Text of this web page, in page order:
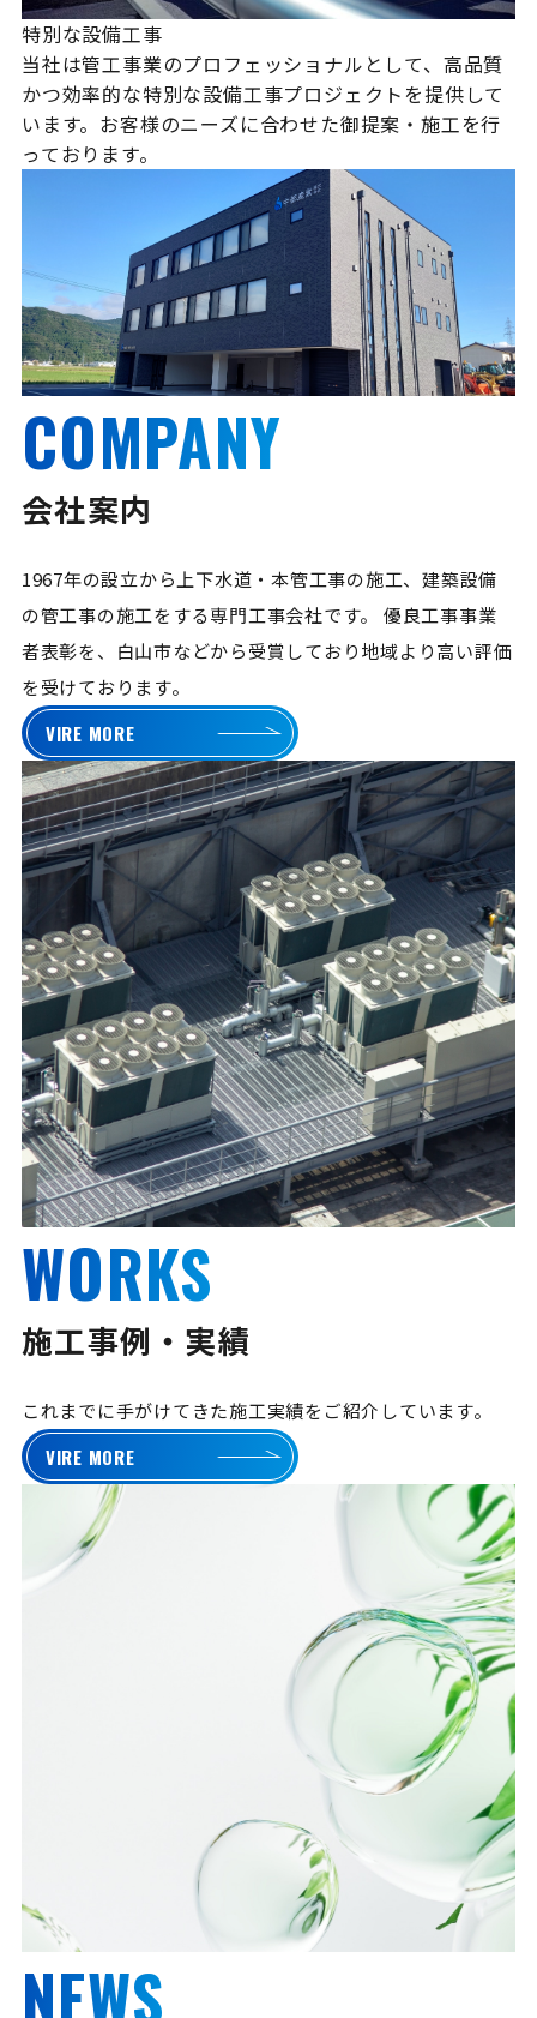
特別な設備工事
当社は管工事業のプロフェッショナルとして、高品質
かつ効率的な特別な設備工事プロジェクトを提供して
います。お客様のニーズに合わせた御提案・施工を行
っております。
COMPANY
会社案内
1967年の設立から上下水道・本管工事の施工、建築設備
の管工事の施工をする専門工事会社です。
優良工事事業
者表彰を、白山市などから受賞しており地域より高い評価
を受けております。
VIRE MORE
WORKS
施工事例・実績
これまでに手がけてきた施工実績をご紹介しています。
VIRE MORE
NEWS